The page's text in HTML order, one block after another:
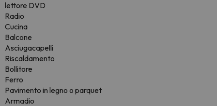
lettore DVD
Radio
Cucina
Balcone
Asciugacapelli
Riscaldamento
Bollitore
Ferro
Pavimento in legno o parquet
Armadio